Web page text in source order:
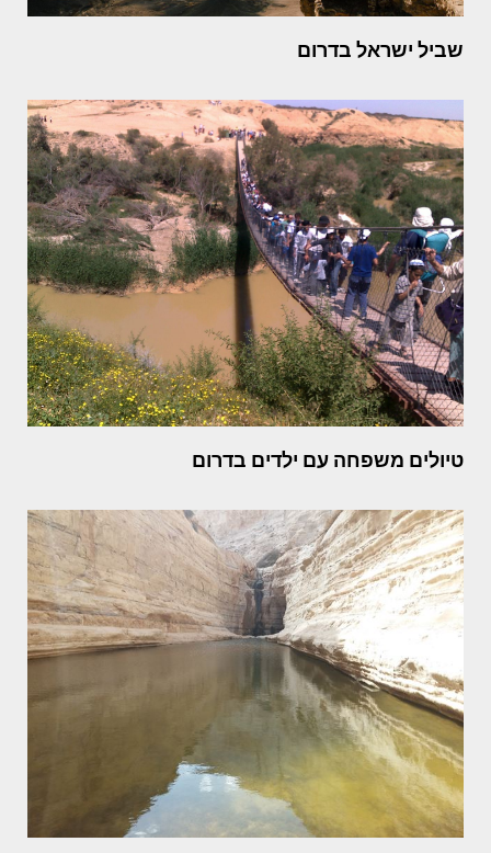
שביל ישראל בדרום
טיולים משפחה עם ילדים בדרום